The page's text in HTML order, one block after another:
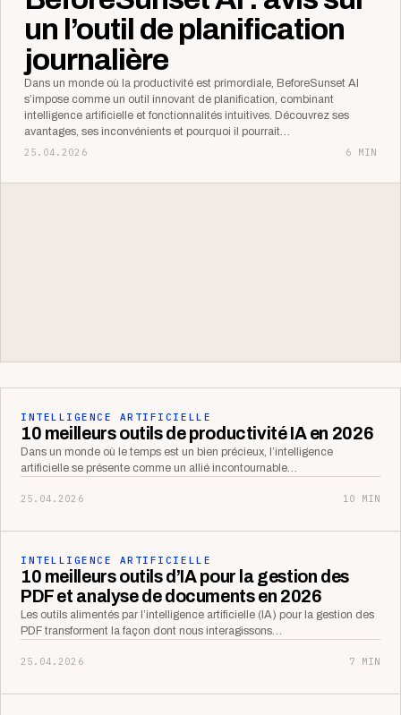
un l’outil de planification
journalière
Dans un monde où la productivité est primordiale, BeforeSunset AI
s’impose comme un outil innovant de planification, combinant
intelligence artificielle et fonctionnalités intuitives. Découvrez ses
avantages, ses inconvénients et pourquoi il pourrait…
25.04.2026
6 MIN
INTELLIGENCE ARTIFICIELLE
10 meilleurs outils de productivité IA en 2026
Dans un monde où le temps est un bien précieux, l’intelligence
artificielle se présente comme un allié incontournable…
25.04.2026 10 MIN
INTELLIGENCE ARTIFICIELLE
10 meilleurs outils d’IA pour la gestion des
PDF et analyse de documents en 2026
Les outils alimentés par l’intelligence artificielle (IA) pour la gestion des
PDF transforment la façon dont nous interagissons…
25.04.2026 7 MIN